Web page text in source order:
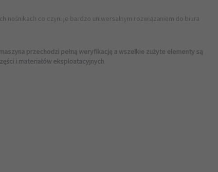
nośnikach co czyni je bardzo uniwersalnym rozwiązaniem do biura
przechodzi pełną weryfikację a wszelkie zużyte elementy są
i materiałów eksploatacyjnych